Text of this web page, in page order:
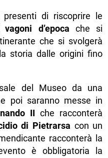
di riscoprire le
vagoni d’epoca che si
che si svolgerà
storia dalle origini fino
del Museo da una
poi saranno messe in
II che racconterà
di Pietrarsa con un
racconterà la
è obbligatoria la